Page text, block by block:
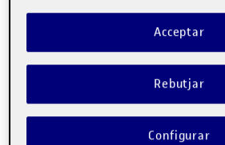
Publicat perBenvinguts i
Data de publicació8 setembre, 2021 11:10
Rebutjar
Acceptar
Configurar